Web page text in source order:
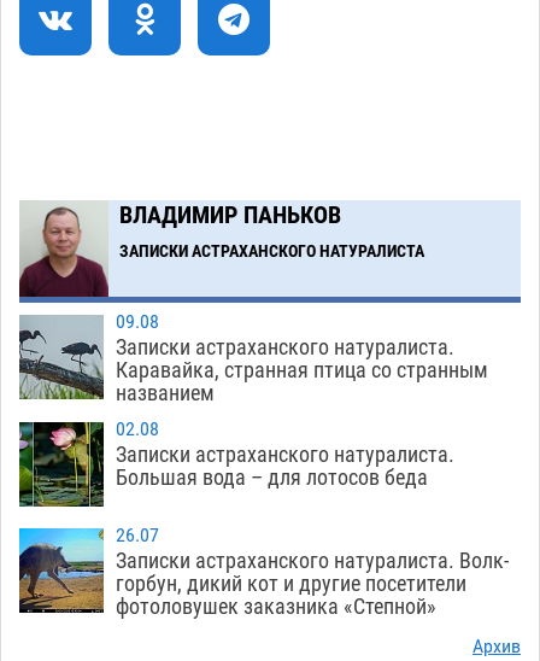
плодородию Харабалинского района
07.08 657
Загрузить еще
ВЛАДИМИР ПАНЬКОВ
ЗАПИСКИ АСТРАХАНСКОГО НАТУРАЛИСТА
09.08
Записки астраханского натуралиста.
Каравайка, странная птица со странным
названием
02.08
Записки астраханского натуралиста.
Большая вода – для лотосов беда
26.07
Записки астраханского натуралиста. Волк-
горбун, дикий кот и другие посетители
фотоловушек заказника «Степной»
Архив